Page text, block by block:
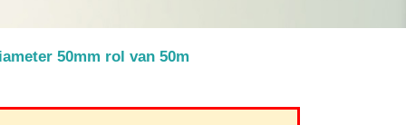
50mm rol van 50m